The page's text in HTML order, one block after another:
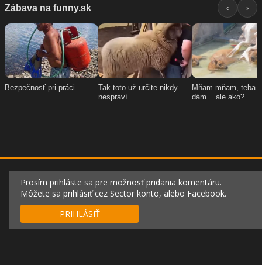
Prosím prihláste sa pre možnosť pridania komentáru.
Môžete sa prihlásiť cez Sector konto, alebo Facebook.
PRIHLÁSIŤ